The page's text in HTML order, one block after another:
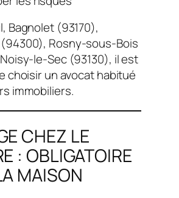
Bagnolet (93170),
Rosny-sous-Bois
le-Sec (93130), il est
choisir un avocat habitué
immobiliers.
CHEZ LE
: OBLIGATOIRE
MAISON